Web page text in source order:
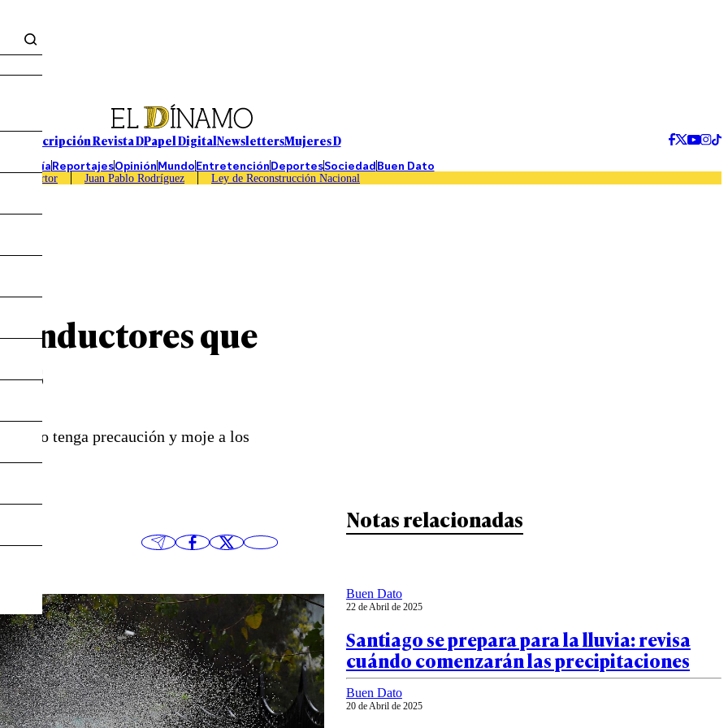
Suscripción Revista DPapel DigitalNewslettersMujeres D
EconomíaReportajesOpiniónMundoEntretenciónDeportesSociedadBuen Dato
Caso Sartor Juan Pablo Rodríguez Ley de Reconstrucción Nacional
que
no tenga precaución y moje a los
Notas relacionadas
Buen Dato
22 de Abril de 2025
Santiago se prepara para la lluvia: revisa
cuándo comenzarán las precipitaciones
Buen Dato
20 de Abril de 2025